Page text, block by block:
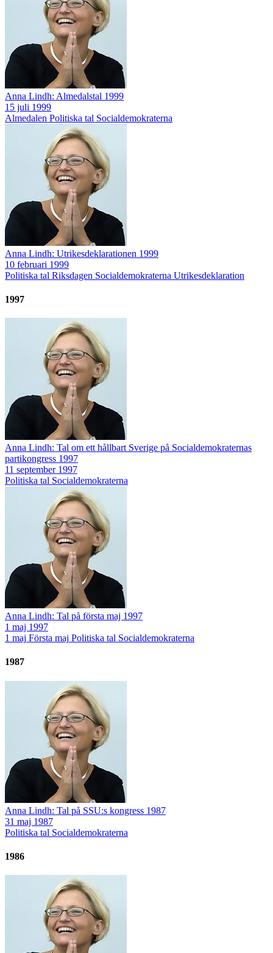
Anna Lindh: Almedalstal 1999
15 juli 1999
Almedalen Politiska tal Socialdemokraterna
Anna Lindh: Utrikesdeklarationen 1999
10 februari 1999
Politiska tal Riksdagen Socialdemokraterna Utrikesdeklaration
1997
Anna Lindh: Tal om ett hållbart Sverige på Socialdemokraternas
partikongress 1997
11 september 1997
Politiska tal Socialdemokraterna
Anna Lindh: Tal på första maj 1997
1 maj 1997
1 maj Första maj Politiska tal Socialdemokraterna
1987
Anna Lindh: Tal på SSU:s kongress 1987
31 maj 1987
Politiska tal Socialdemokraterna
1986